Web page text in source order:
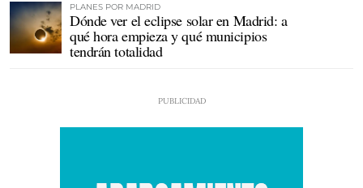
PLANES POR MADRID
Dónde ver el eclipse solar en Madrid: a
qué hora empieza y qué municipios
tendrán totalidad